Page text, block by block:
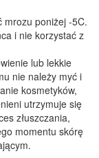
mrozu poniżej -5C.
i nie korzystać z
lub lekkie
nie należy myć i
kosmetyków,
utrzymuje się
złuszczania,
momentu skórę